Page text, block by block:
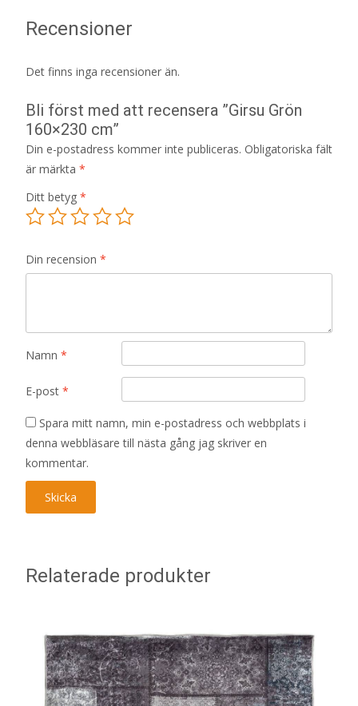
Recensioner
Det finns inga recensioner än.
Bli först med att recensera ”Girsu Grön
160×230 cm”
Din e-postadress kommer inte publiceras. Obligatoriska fält
är märkta *
Ditt betyg *
Din recension *
Namn *
E-post *
Spara mitt namn, min e-postadress och webbplats i
denna webbläsare till nästa gång jag skriver en
kommentar.
Relaterade produkter